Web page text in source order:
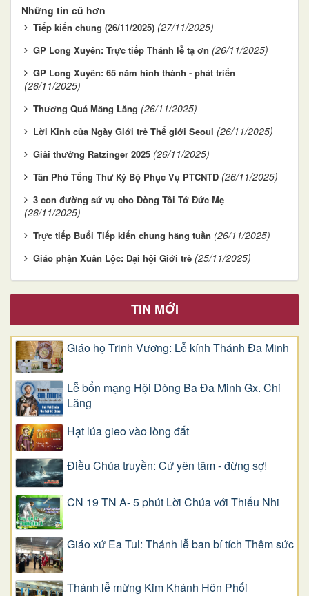
Những tin cũ hơn
Tiếp kiến chung (26/11/2025) (27/11/2025)
GP Long Xuyên: Trực tiếp Thánh lễ tạ ơn (26/11/2025)
GP Long Xuyên: 65 năm hình thành - phát triển
(26/11/2025)
Thương Quá Mằng Lăng (26/11/2025)
Lời Kinh của Ngày Giới trẻ Thế giới Seoul (26/11/2025)
Giải thưởng Ratzinger 2025 (26/11/2025)
Tân Phó Tổng Thư Ký Bộ Phục Vụ PTCNTD (26/11/2025)
3 con đường sứ vụ cho Dòng Tôi Tớ Đức Mẹ
(26/11/2025)
Trực tiếp Buổi Tiếp kiến chung hằng tuần (26/11/2025)
Giáo phận Xuân Lộc: Đại hội Giới trẻ (25/11/2025)
TIN MỚI
Giáo họ Trinh Vương: Lễ kính Thánh Đa Minh
Lễ bổn mạng Hội Dòng Ba Đa Minh Gx. Chi
Lăng
Hạt lúa gieo vào lòng đất
Điều Chúa truyền: Cứ yên tâm - đừng sợ!
CN 19 TN A- 5 phút Lời Chúa với Thiếu Nhi
Giáo xứ Ea Tul: Thánh lễ ban bí tích Thêm sức
Thánh lễ mừng Kim Khánh Hôn Phối